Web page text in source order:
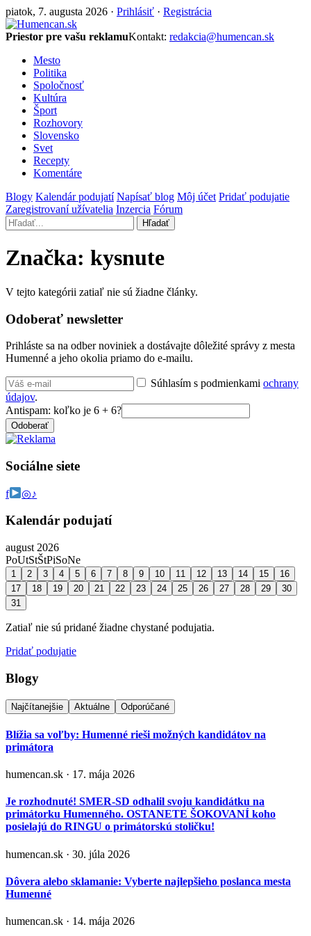
piatok, 7. augusta 2026 · Prihlásiť · Registrácia
Priestor pre vašu reklamuKontakt: redakcia@humencan.sk
Mesto
Politika
Spoločnosť
Kultúra
Šport
Rozhovory
Slovensko
Svet
Recepty
Komentáre
Blogy Kalendár podujatí Napísať blog Môj účet Pridať podujatie
Zaregistrovaní užívatelia Inzercia Fórum
Hľadať
Značka: kysnute
V tejto kategórii zatiaľ nie sú žiadne články.
Odoberať newsletter
Prihláste sa na odber noviniek a dostávajte dôležité správy z mesta
Humenné a jeho okolia priamo do e-mailu.
Súhlasím s podmienkami ochrany
údajov.
Antispam: koľko je 6 + 6?
Odoberať
Sociálne siete
f ◎♪
Kalendár podujatí
august 2026
PoUtStŠtPiSoNe
1 2 3 4 5 6 7 8 9 10 11 12 13 14 15
16
17
18 19 20 21 22 23 24 25 26 27 28 29
30
31
Zatiaľ nie sú pridané žiadne chystané podujatia.
Pridať podujatie
Blogy
Najčítanejšie Aktuálne Odporúčané
Blížia sa voľby: Humenné rieši možných kandidátov na
primátora
humencan.sk · 17. mája 2026
Je rozhodnuté! SMER-SD odhalil svoju kandidátku na
primátorku Humenného. OSTANETE ŠOKOVANÍ koho
posielajú do RINGU o primátorskú stoličku!
humencan.sk · 30. júla 2026
Dôvera alebo sklamanie: Vyberte najlepšieho poslanca mesta
Humenné
humencan.sk · 14. mája 2026